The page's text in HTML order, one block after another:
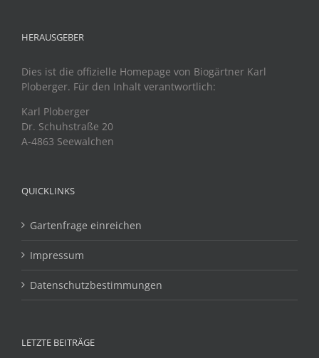
HERAUSGEBER
Dies ist die offizielle Homepage von Biogärtner Karl
Ploberger. Für den Inhalt verantwortlich:
Karl Ploberger
Dr. Schuhstraße 20
A-4863 Seewalchen
QUICKLINKS
Gartenfrage einreichen
Impressum
Datenschutzbestimmungen
LETZTE BEITRÄGE